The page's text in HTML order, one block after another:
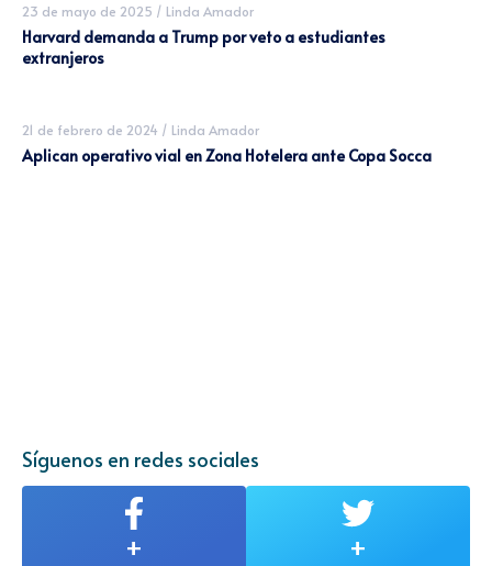
23 de mayo de 2025 / Linda Amador
Harvard demanda a Trump por veto a estudiantes
extranjeros
21 de febrero de 2024 / Linda Amador
Aplican operativo vial en Zona Hotelera ante Copa Socca
Síguenos en redes sociales
+ +